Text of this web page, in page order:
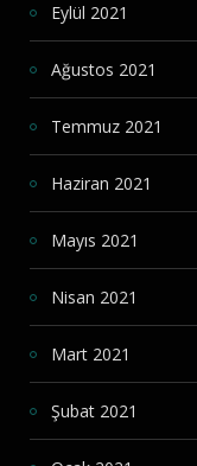
Eylül 2021
Ağustos 2021
Temmuz 2021
Haziran 2021
Mayıs 2021
Nisan 2021
Mart 2021
Şubat 2021